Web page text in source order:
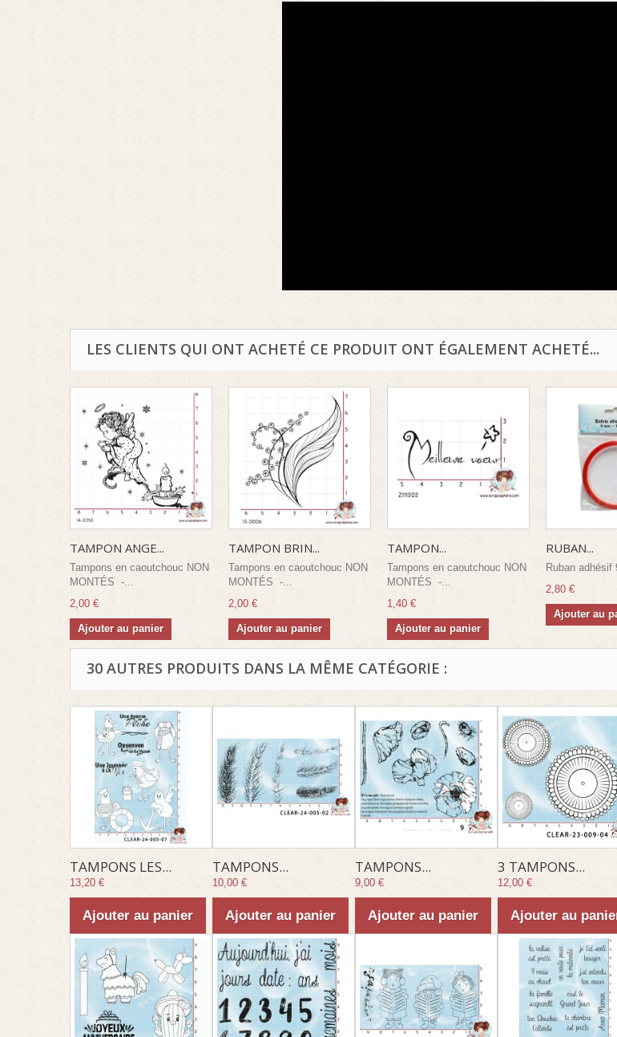
LES CLIENTS QUI ONT ACHETÉ CE PRODUIT ONT ÉGALEMENT ACHETÉ...
TAMPON ANGE...
Tampons en caoutchouc NON
MONTÉS -...
2,00 €
Ajouter au panier
TAMPON BRIN...
Tampons en caoutchouc NON
MONTÉS -...
2,00 €
Ajouter au panier
TAMPON...
Tampons en caoutchouc NON
MONTÉS -...
1,40 €
Ajouter au panier
RUBAN...
Ruban adhésif
2,80 €
Ajouter au
30 AUTRES PRODUITS DANS LA MÊME CATÉGORIE :
TAMPONS LES...
13,20 €
Ajouter au panier
TAMPONS...
10,00 €
Ajouter au panier
TAMPONS...
9,00 €
Ajouter au panier
3 TAMPONS...
12,00 €
Ajouter au